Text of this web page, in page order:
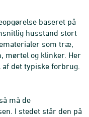
baseret på
husstand stort
som træ,
mørtel og klinker. Her
det typiske forbrug.
må de
I stedet står den på